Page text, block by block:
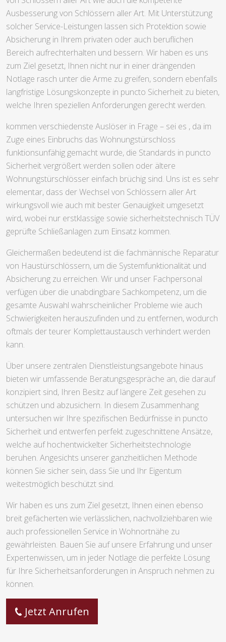
Ausbesserung von Schlössern aller Art. Mit Unterstützung
solcher Service-Leistungen lassen sich Protektion sowie
Absicherung in Ihrem privaten oder auch beruflichen
Bereich aufrechterhalten und bessern. Wir haben es uns
zum Ziel gesetzt, Ihnen nicht nur in einer drängenden
Notlage rasch unter die Arme zu greifen, sondern ebenfalls
langfristige Lösungskonzepte in puncto Sicherheit zu bieten,
welche Ihren speziellen Anforderungen gerecht werden.
kommen verschiedenste Auslöser in Frage – sei es , da im
Zuge eines Einbruchs das Wohnungstürschloss
funktionsunfähig gemacht wurde, die Standards in puncto
Sicherheit vergrößert werden sollen oder ältere
Wohnungstürschlösser einfach brüchig sind. Uns ist es sehr
elementar, dass der Wechsel von Schlössern aller Art
wirkungsvoll wie auch mit bester Genauigkeit umgesetzt
wird, wobei nur erstklassige sowie sicherheitstechnisch TÜV
geprüfte Schließanlagen zum Einsatz kommen.
Gleichermaßen bedeutend ist die fachmännische Reparatur
von Haustürschlössern, um die Systemfunktionalität und
Absicherung zu erreichen. Wir und unser Fachpersonal
verfügen über die unabdingbare Sachkompetenz, um die
gesamte Auswahl wahrscheinlicher Probleme wie auch
Schwierigkeiten herauszufinden und zu entfernen, wodurch
oftmals der teurer Komplettaustausch verhindert werden
kann.
Über unsere zentralen Dienstleistungsangebote hinaus
bieten wir umfassende Beratungsgespräche an, die darauf
konzipiert sind, Ihren Besitz auf längere Zeit gesehen zu
schützen und abzusichern. In diesem Zusammenhang
untersuchen wir Ihre spezifischen Bedürfnisse in puncto
Sicherheit und entwerfen perfekt zugeschnittene Ansätze,
welche auf hochentwickelter Sicherheitstechnologie
beruhen. Angesichts unserer ganzheitlichen Methode
können Sie sicher sein, dass Sie und Ihr Eigentum
weitestmöglich beschützt sind.
Wir haben es uns zum Ziel gesetzt, Ihnen einen ebenso
breit gefächerten wie verlässlichen, nachvollziehbaren wie
auch professionellen Service in Wohnortnähe zu
gewährleisten. Bauen Sie auf unsere Erfahrung und unser
Expertenwissen, um in jeder Notlage die perfekte Lösung
für Ihre Sicherheitsanforderungen in Anspruch nehmen zu
können.
Jetzt Anrufen